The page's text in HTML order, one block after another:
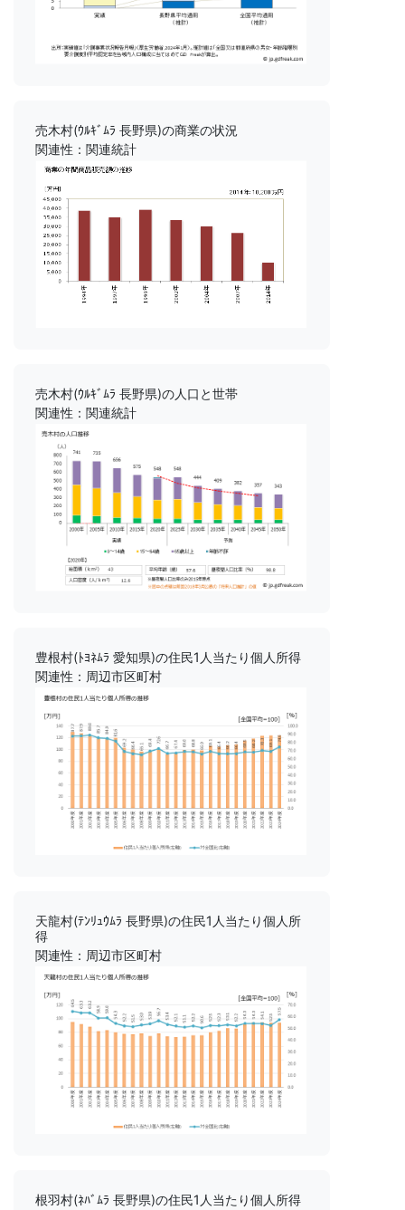
売木村(ｳﾙｷﾞﾑﾗ 長野県)の商業の状況
関連性：関連統計
売木村(ｳﾙｷﾞﾑﾗ 長野県)の人口と世帯
関連性：関連統計
豊根村(ﾄﾖﾈﾑﾗ 愛知県)の住民1人当たり個人所得
関連性：周辺市区町村
天龍村(ﾃﾝﾘｭｳﾑﾗ 長野県)の住民1人当たり個人所
得
関連性：周辺市区町村
根羽村(ﾈﾊﾞﾑﾗ 長野県)の住民1人当たり個人所得